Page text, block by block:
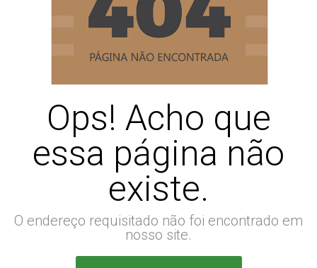
Ops! Acho que
essa página não
existe.
O endereço requisitado não foi encontrado em
nosso site.